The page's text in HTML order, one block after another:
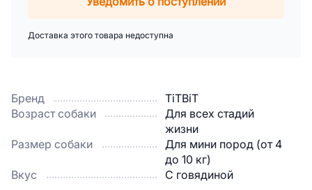
Бренд
TiTBiT
Возраст собаки
Для всех стадий
жизни
Размер собаки
Для мини пород (от 4
до 10 кг)
Вкус
С говядиной
Доставка этого товара недоступна